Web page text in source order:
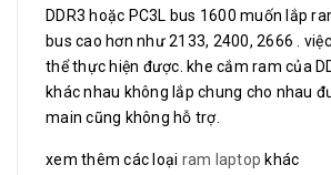
DDR3 hoặc PC3L bus 1600 muốn lắp
bus cao hơn như 2133, 2400, 2666 .
thể thực hiện được. khe cắm ram của
khác nhau không lắp chung cho nhau
main cũng không hỗ trợ.
xem thêm các loại ram laptop khác